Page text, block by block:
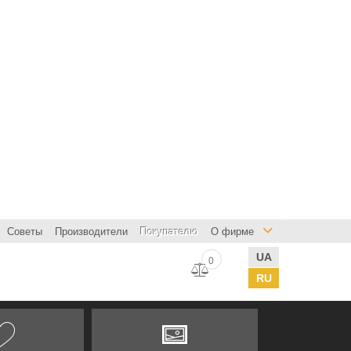
Советы Производители Покупателю О фирме
UA
RU
0